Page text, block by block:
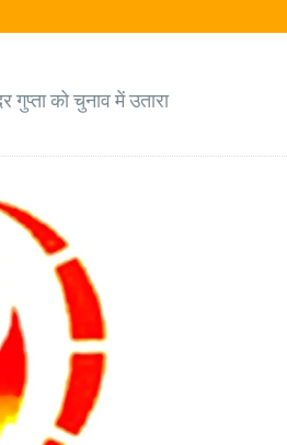
को चुनाव में उतारा